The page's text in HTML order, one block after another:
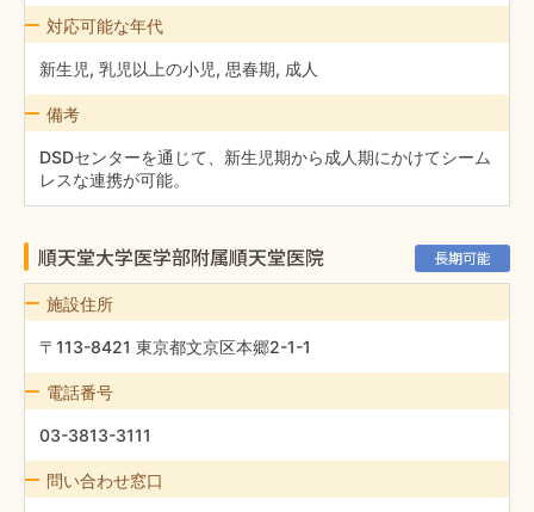
対応可能な年代
新生児, 乳児以上の小児, 思春期, 成人
備考
DSDセンターを通じて、新生児期から成人期にかけてシーム
レスな連携が可能。
順天堂大学医学部附属順天堂医院 長期可能
施設住所
〒113-8421 東京都文京区本郷2-1-1
電話番号
03-3813-3111
問い合わせ窓口